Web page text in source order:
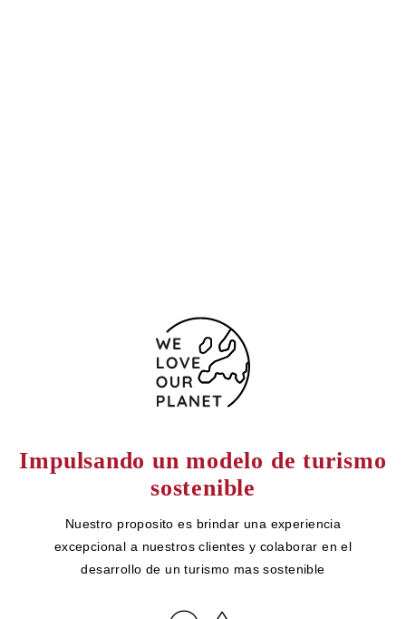
Impulsando un modelo de turismo
sostenible
Nuestro proposito es brindar una experiencia
excepcional a nuestros clientes y colaborar en el
desarrollo de un turismo mas sostenible